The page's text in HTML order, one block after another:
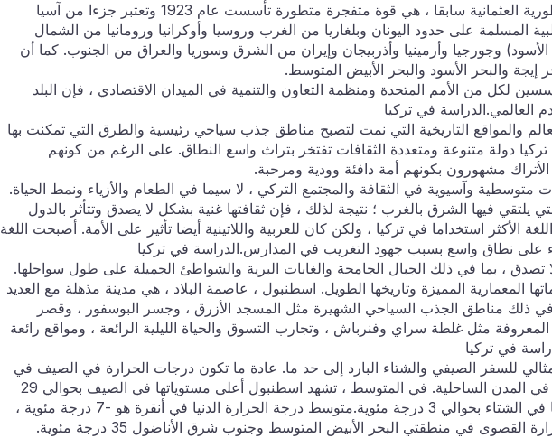
الجمهورية التركية ، الإمبراطورية العثمانية سابقا ، هي قوة متفجرة متطورة تأسست عام 1923 وتعتبر جزءا من آسيا
المسلمة على حدود اليونان وبلغاريا من الغرب وروسيا وأوكرانيا ورومانيا من الشمال
وجورجيا وأرمينيا وأذربيجان وإيران من الشرق وسوريا والعراق من الجنوب. كما أن
إيجة والبحر الأسود والبحر الأبيض المتوسط.
لكل من الأمم المتحدة ومنظمة التعاون والتنمية في الميدان الاقتصادي ، فإن البلد
العالمي.الدراسة في تركيا
والمواقع التاريخية التي نمت لتصبح مناطق جذب سياحي رئيسية والطرق التي تمكنت بها
دولة متنوعة ومتعددة الثقافات تفتخر بتراث واسع النطاق. على الرغم من كونهم
مشهورون بكونهم أمة دافئة وودية ومرحبة.
متوسطية وآسيوية في الثقافة والمجتمع التركي ، لا سيما في الطعام والأزياء ونمط الحياة.
يلتقي فيها الشرق بالغرب ؛ نتيجة لذلك ، فإن ثقافتها غنية بشكل لا يصدق وتتأثر بالدول
الأكثر استخداما في تركيا ، ولكن كان للعربية واللاتينية أيضا تأثير على الأمة. أصبحت اللغة
على نطاق واسع بسبب جهود التغريب في المدارس.الدراسة في تركيا
تصدق ، بما في ذلك الجبال الجامحة والغابات البرية والشواطئ الجميلة على طول سواحلها.
المعمارية المميزة وتاريخها الطويل. اسطنبول ، عاصمة البلاد ، هي مدينة مذهلة مع العديد
ذلك مناطق الجذب السياحي الشهيرة مثل المسجد الأزرق ، وجسر البوسفور ، وقصر
المعروفة مثل غلطة سراي وفنرباش ، وتجارب التسوق والحياة الليلية الرائعة ، ومواقع رائعة
في تركيا
مثالي للسفر الصيفي والشتاء البارد إلى حد ما. عادة ما تكون درجات الحرارة في الصيف في
المناطق الداخلية أعلى منها في المدن الساحلية. في المتوسط ، تشهد اسطنبول أعلى مستوياتها في الصيف بحوالي 29
درجة مئوية وأدنى مستوياتها في الشتاء بحوالي 3 درجة مئوية.متوسط درجة الحرارة الدنيا في أنقرة هو -7 درجة مئوية ،
القصوى في منطقتي البحر الأبيض المتوسط وجنوب شرق الأناضول 35 درجة مئوية.